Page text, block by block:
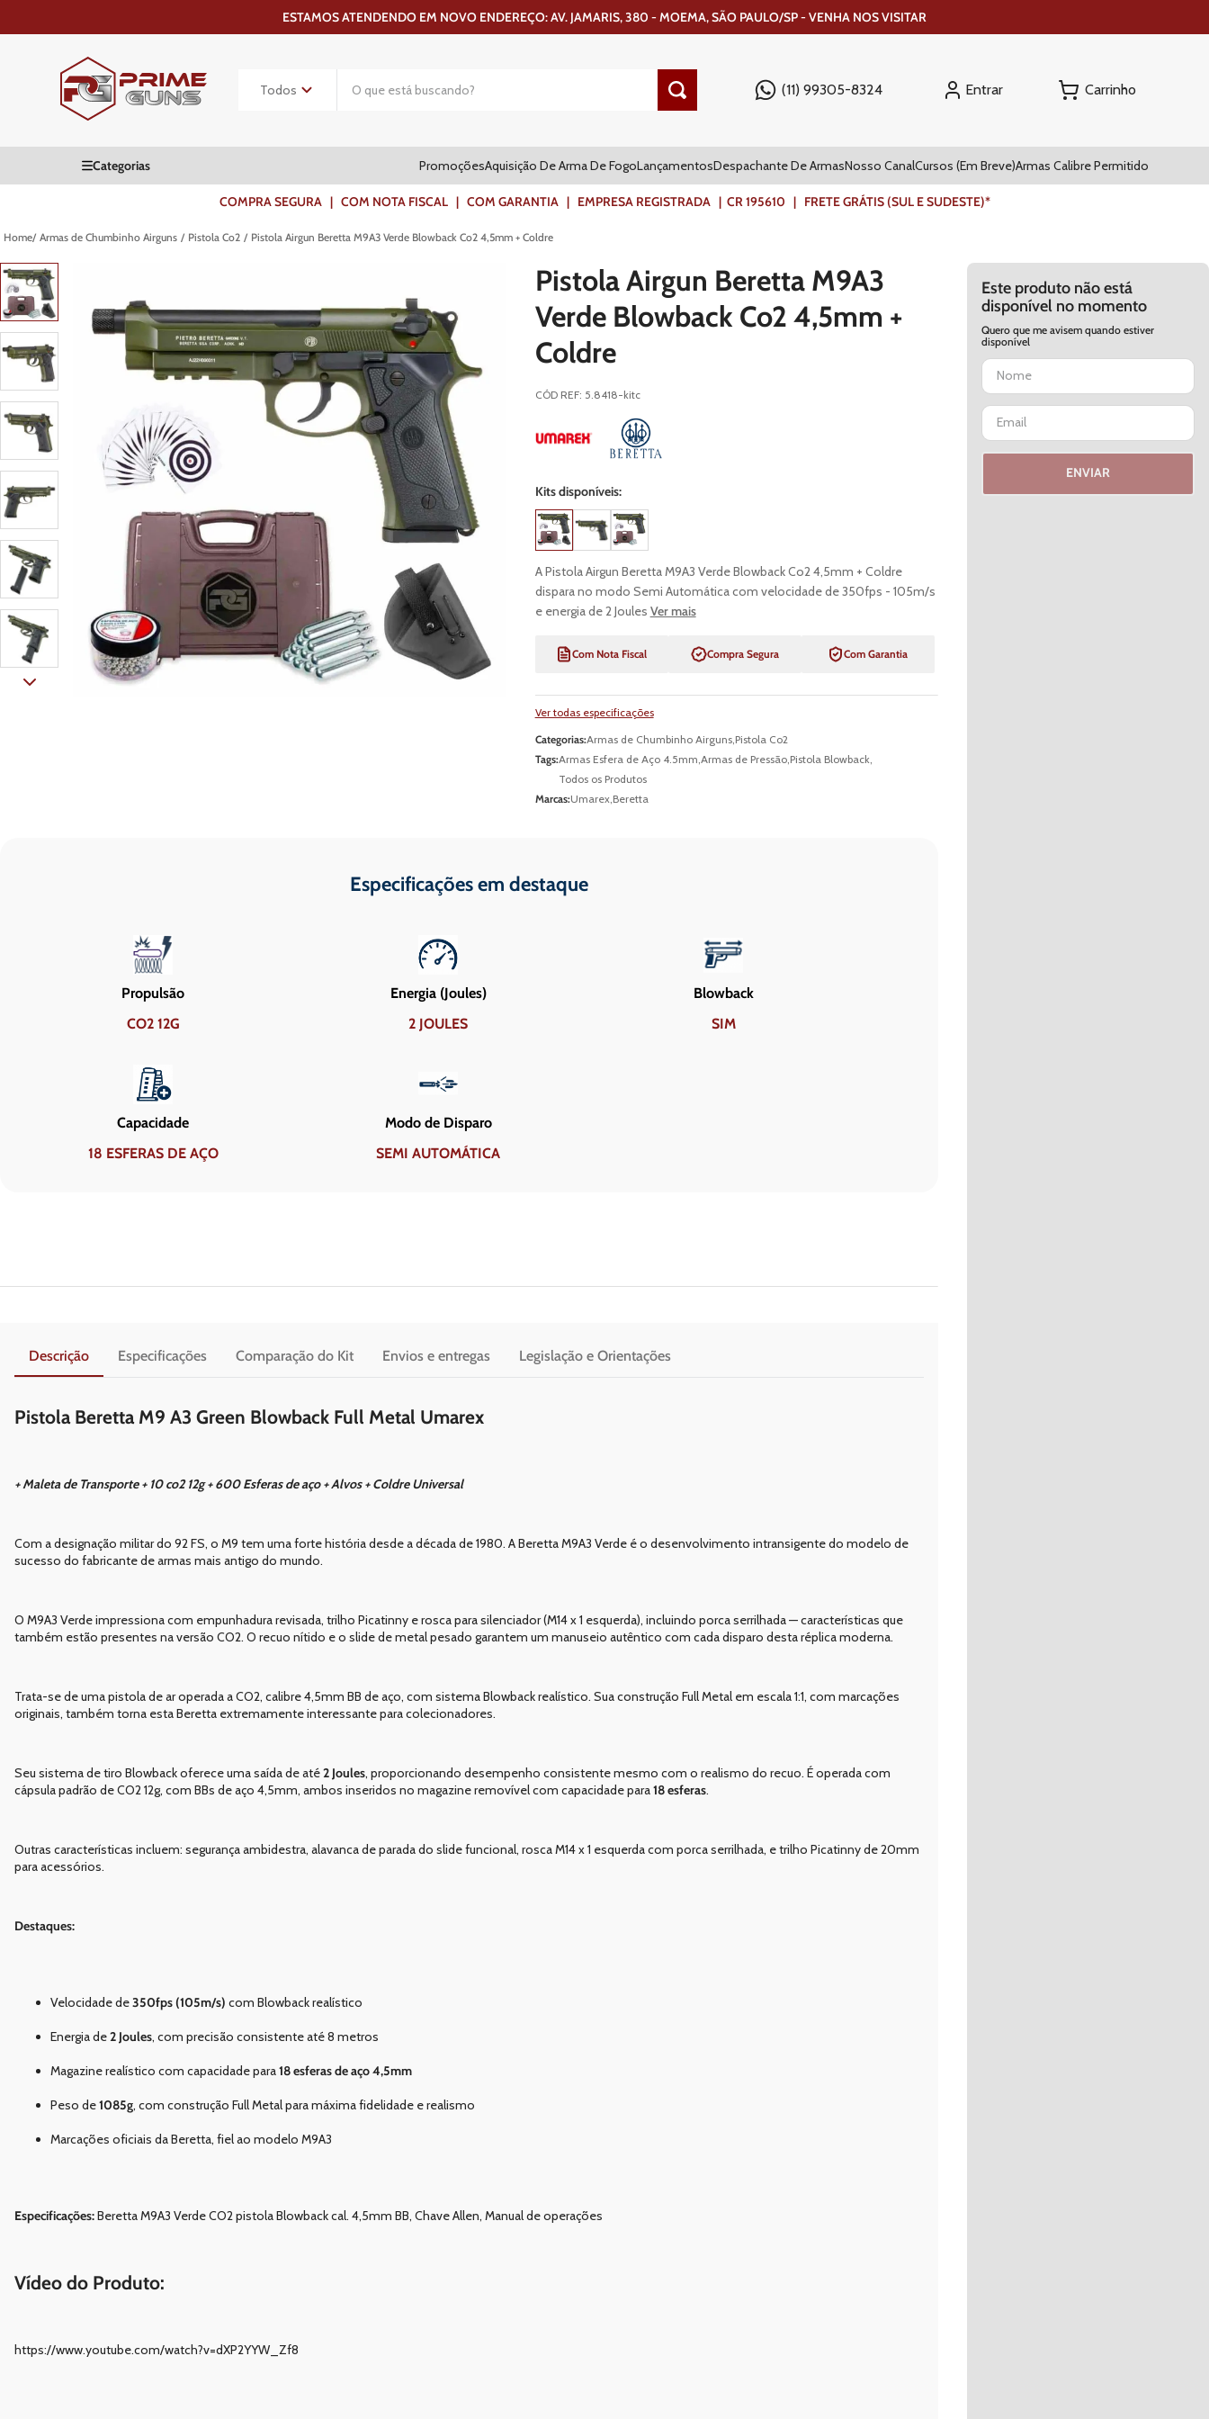
ESTAMOS ATENDENDO EM NOVO ENDEREÇO: AV. JAMARIS, 380 - MOEMA, SÃO PAULO/SP - VENHA NOS VISITAR
(11) 99305-8324 Entrar
PromoçõesAquisição De Arma De FogoLançamentosDespachante De ArmasNosso CanalCursos (Em Breve)Armas Calibre Permitido
COMPRA SEGURA | COM NOTA FISCAL | COM GARANTIA | EMPRESA REGISTRADA | CR 195610 | FRETE GRÁTIS (SUL E SUDESTE)*
Armas de Chumbinho Airguns Pistola Co2 Pistola Airgun Beretta M9A3 Verde Blowback Co2 4,5mm + Coldre
Pistola Airgun Beretta M9A3
Verde Blowback Co2 4,5mm +
Coldre
CÓD REF: 5.8418-kitc
Kits disponíveis:
A Pistola Airgun Beretta M9A3 Verde Blowback Co2 4,5mm + Coldre
dispara no modo Semi Automática com velocidade de 350fps - 105m/s
e energia de 2 Joules Ver mais
Com Nota Fiscal Compra Segura Com Garantia
Ver todas especificações
Categorias:Armas de Chumbinho Airguns,Pistola Co2
Tags:Armas Esfera de Aço 4.5mm,Armas de Pressão,Pistola Blowback,
Todos os Produtos
Marcas:Umarex,Beretta
Especificações em destaque
Propulsão
CO2 12G
Energia (Joules)
2 JOULES
Blowback
SIM
Capacidade
18 ESFERAS DE AÇO
Modo de Disparo
SEMI AUTOMÁTICA
Descrição Especificações Comparação do Kit Envios e entregas Legislação e Orientações
Pistola Beretta M9 A3 Green Blowback Full Metal Umarex
+ Maleta de Transporte + 10 co2 12g + 600 Esferas de aço + Alvos + Coldre Universal
Com a designação militar do 92 FS, o M9 tem uma forte história desde a década de 1980. A Beretta M9A3 Verde é o desenvolvimento intransigente do modelo de
sucesso do fabricante de armas mais antigo do mundo.
O M9A3 Verde impressiona com empunhadura revisada, trilho Picatinny e rosca para silenciador (M14 x 1 esquerda), incluindo porca serrilhada — características que
também estão presentes na versão CO2. O recuo nítido e o slide de metal pesado garantem um manuseio autêntico com cada disparo desta réplica moderna.
Trata-se de uma pistola de ar operada a CO2, calibre 4,5mm BB de aço, com sistema Blowback realístico. Sua construção Full Metal em escala 1:1, com marcações
originais, também torna esta Beretta extremamente interessante para colecionadores.
Seu sistema de tiro Blowback oferece uma saída de até2 Joules, proporcionando desempenho consistente mesmo com o realismo do recuo. É operada com
cápsula padrão de CO2 12g, com BBs de aço 4,5mm, ambos inseridos no magazine removível com capacidade para18 esferas.
Outras características incluem: segurança ambidestra, alavanca de parada do slide funcional, rosca M14 x 1 esquerda com porca serrilhada, e trilho Picatinny de 20mm
para acessórios.
Destaques:
Velocidade de350fps (105m/s) com Blowback realístico
Energia de2 Joules, com precisão consistente até 8 metros
Magazine realístico com capacidade para18 esferas de aço 4,5mm
Peso de1085g, com construção Full Metal para máxima fidelidade e realismo
Marcações oficiais da Beretta, fiel ao modelo M9A3
Especificações:Beretta M9A3 Verde CO2 pistola Blowback cal. 4,5mm BB, Chave Allen, Manual de operações
Vídeo do Produto:
https://www.youtube.com/watch?v=dXP2YYW_Zf8
Este produto não está
disponível no momento
Quero que me avisem quando estiver
disponível
ENVIAR